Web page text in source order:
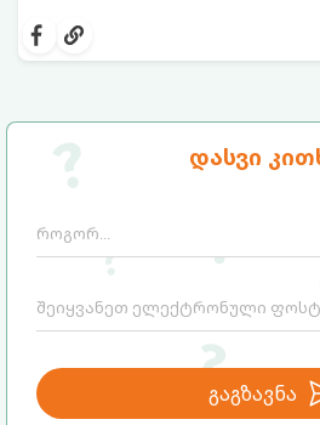
დასვი
გაგზავნა
შეინარჩუნოთ,
თქვენთვის